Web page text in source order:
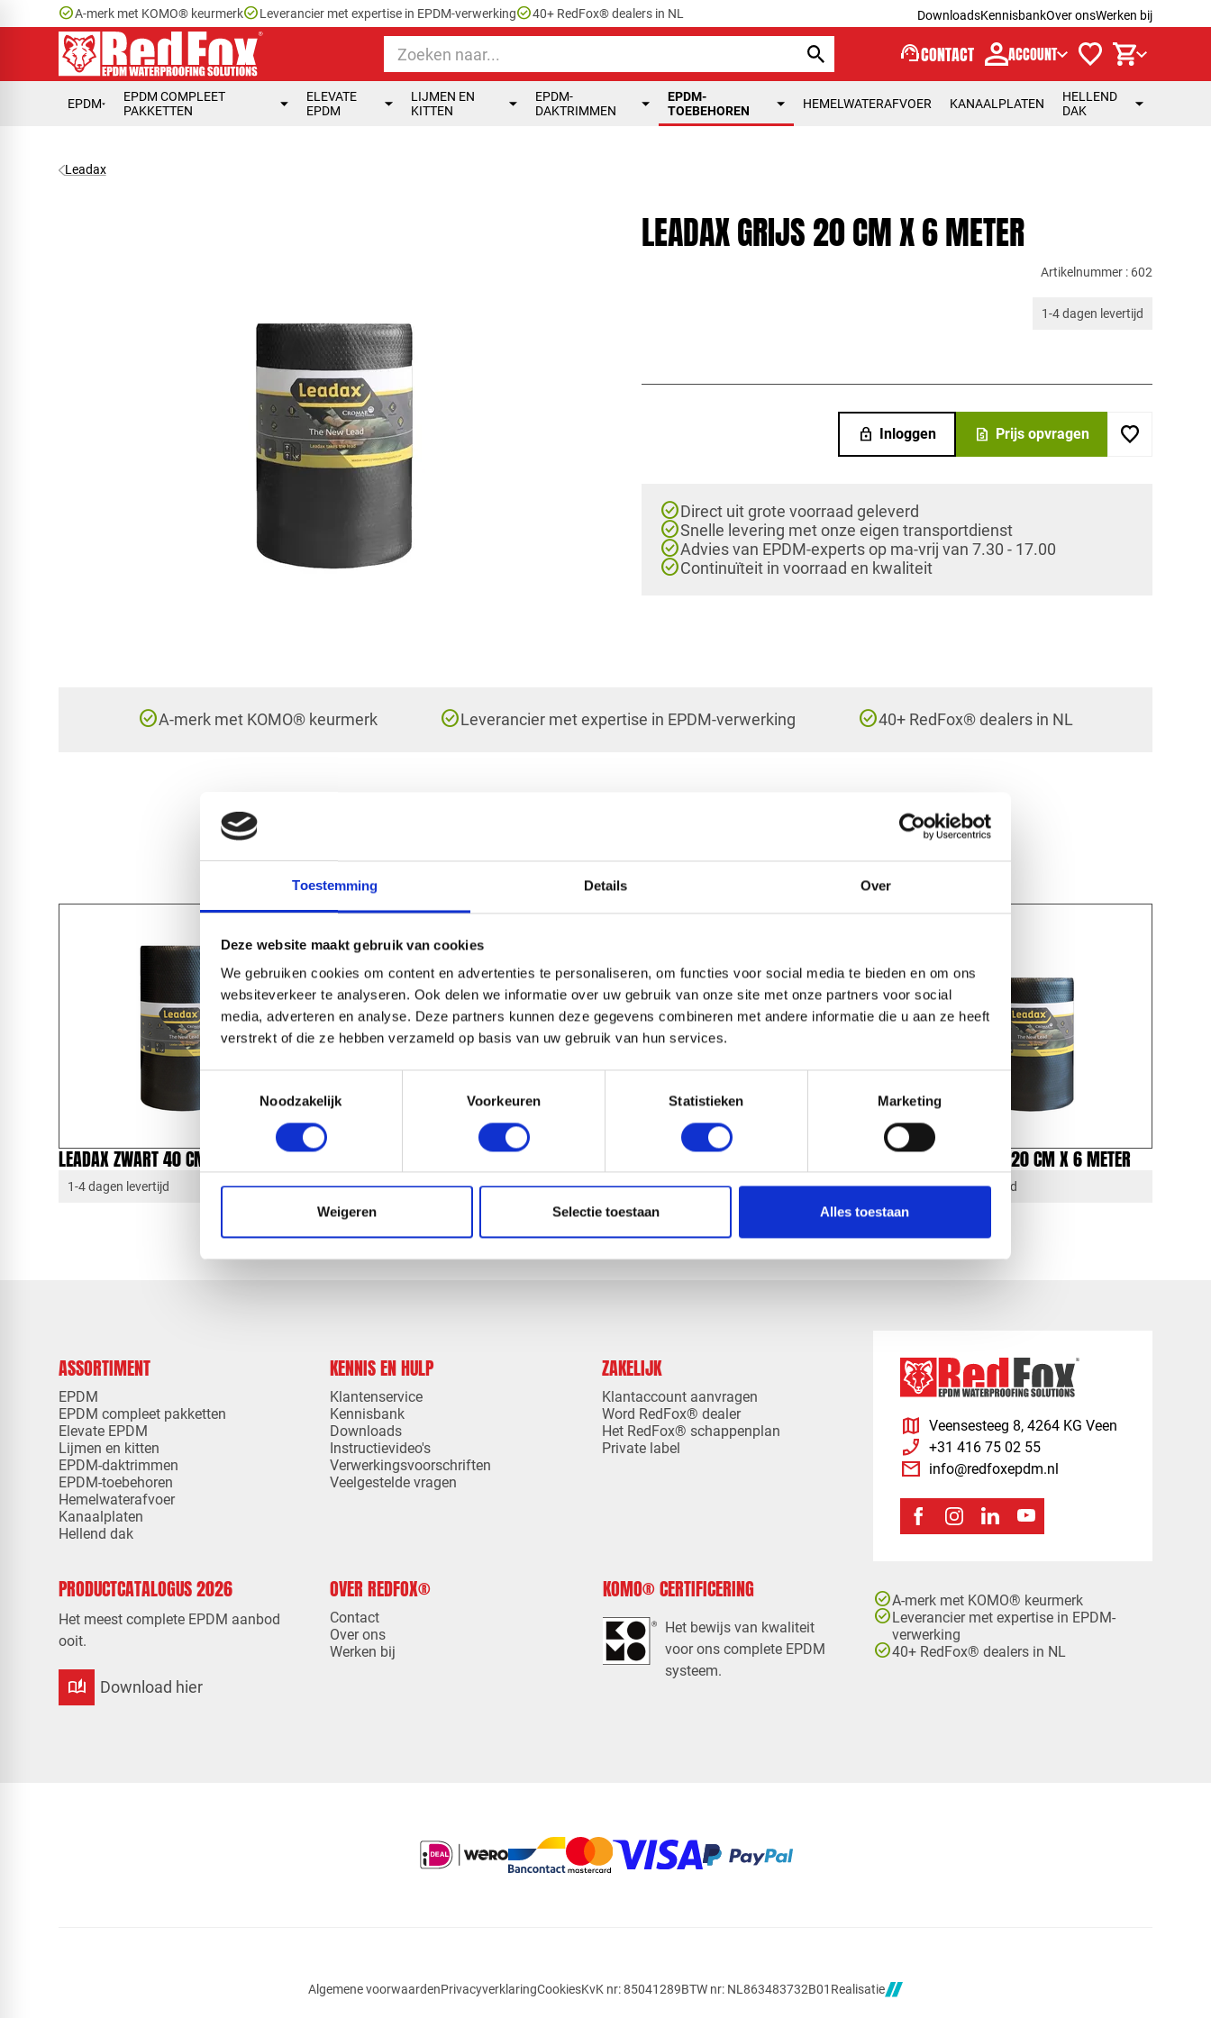
Toestemming Details Over
Deze website maakt gebruik van cookies
We gebruiken cookies om content en advertenties te personaliseren, om functies voor social media te bieden en om ons
websiteverkeer te analyseren. Ook delen we informatie over uw gebruik van onze site met onze partners voor social
media, adverteren en analyse. Deze partners kunnen deze gegevens combineren met andere informatie die u aan ze heeft
verstrekt of die ze hebben verzameld op basis van uw gebruik van hun services.
Noodzakelijk
Voorkeuren Statistieken Marketing
Weigeren Selectie toestaan Alles toestaan
check_circleA-merk met KOMO® keurmerkcheck_circleLeverancier met expertise in EPDM-verwerkingcheck_circle40+ RedFox® dealers in NL DownloadsKennisbankOver onsWerken bij
support_agentCONTACT ACCOUNT
EPDM
EPDM COMPLEET
PAKKETTEN
ELEVATE
EPDM
LIJMEN EN
KITTEN
EPDM-
DAKTRIMMEN
EPDM-
TOEBEHOREN
HEMELWATERAFVOER KANAALPLATEN
HELLEND
DAK
Leadax
LEADAX GRIJS 20 CM X 6 METER
Artikelnummer : 602
1-4 dagen levertijd
lock Inloggen request_quote Prijs opvragen
check_circleDirect uit grote voorraad geleverd
check_circleSnelle levering met onze eigen transportdienst
check_circleAdvies van EPDM-experts op ma-vrij van 7.30 - 17.00
check_circleContinuïteit in voorraad en kwaliteit
check_circleA-merk met KOMO® keurmerk check_circleLeverancier met expertise in EPDM-verwerking check_circle40+ RedFox® dealers in NL
HANDIG OM ER BIJ TE KOPEN
LEADAX ZWART 40 CM X 6 METER
1-4 dagen levertijd
LEADAX ZWART 33 CM X 6 METER
1-4 dagen levertijd
LEADAX ZWART 25 CM X 6 METER
1-4 dagen levertijd
LEADAX ZWART 20 CM X 6 METER
1-4 dagen levertijd
ASSORTIMENT
EPDM
EPDM compleet pakketten
Elevate EPDM
Lijmen en kitten
EPDM-daktrimmen
EPDM-toebehoren
Hemelwaterafvoer
Kanaalplaten
Hellend dak
KENNIS EN HULP
Klantenservice
Kennisbank
Downloads
Instructievideo's
Verwerkingsvoorschriften
Veelgestelde vragen
ZAKELIJK
Klantaccount aanvragen
Word RedFox® dealer
Het RedFox® schappenplan
Private label
PRODUCTCATALOGUS 2026
Het meest complete EPDM aanbod
ooit.
auto_stories Download hier
OVER REDFOX®
Contact
Over ons
Werken bij
KOMO® CERTIFICERING
Het bewijs van kwaliteit
voor ons complete EPDM
systeem.
map Veensesteeg 8, 4264 KG Veen
phone_enabled +31 416 75 02 55
mail info@redfoxepdm.nl
check_circleA-merk met KOMO® keurmerk
check_circle Leverancier met expertise in EPDM-
verwerking
check_circle40+ RedFox® dealers in NL
Algemene voorwaardenPrivacyverklaringCookiesKvK nr: 85041289BTW nr: NL863483732B01 Realisatie